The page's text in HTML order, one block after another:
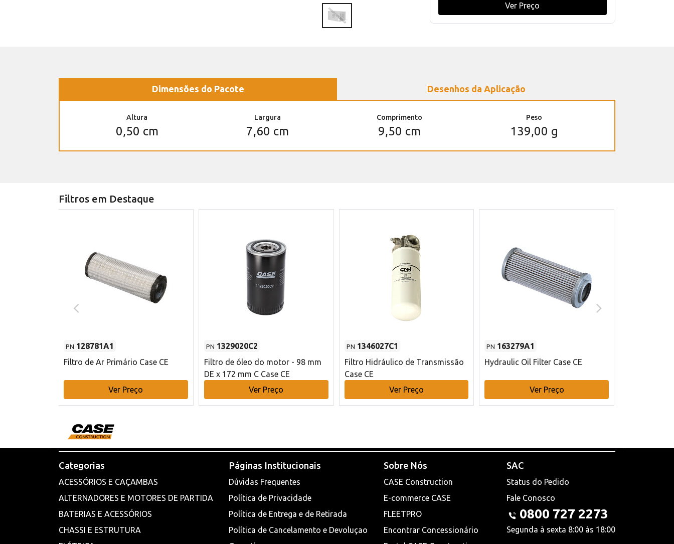
Ver Preço
Dimensões do Pacote Desenhos da Aplicação
Altura
0,50 cm
Largura
7,60 cm
Comprimento
9,50 cm
Peso
139,00 g
Filtros em Destaque
PN 128781A1
Filtro de Ar Primário Case CE
Ver Preço
PN 1329020C2
Filtro de óleo do motor - 98 mm
DE x 172 mm C Case CE
Ver Preço
PN 1346027C1
Filtro Hidráulico de Transmissão
Case CE
Ver Preço
PN 163279A1
Hydraulic Oil Filter Case CE
Ver Preço
Categorias
ACESSÓRIOS E CAÇAMBAS
ALTERNADORES E MOTORES DE PARTIDA
BATERIAS E ACESSÓRIOS
CHASSI E ESTRUTURA
Páginas Institucionais
Dúvidas Frequentes
Política de Privacidade
Política de Entrega e de Retirada
Política de Cancelamento e Devoluçao
Sobre Nós
CASE Construction
E-commerce CASE
FLEETPRO
Encontrar Concessionário
SAC
Status do Pedido
Fale Conosco
0800 727 2273
Segunda à sexta 8:00 às 18:00